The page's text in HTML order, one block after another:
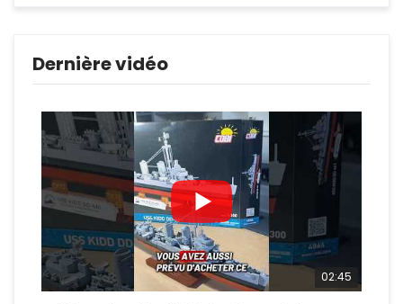
Dernière vidéo
02:45